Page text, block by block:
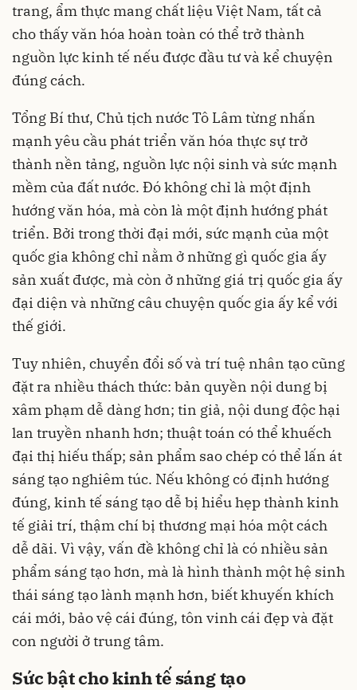
trang, ẩm thực mang chất liệu Việt Nam, tất cả
cho thấy văn hóa hoàn toàn có thể trở thành
nguồn lực kinh tế nếu được đầu tư và kể chuyện
đúng cách.
Tổng Bí thư, Chủ tịch nước Tô Lâm từng nhấn
mạnh yêu cầu phát triển văn hóa thực sự trở
thành nền tảng, nguồn lực nội sinh và sức mạnh
mềm của đất nước. Đó không chỉ là một định
hướng văn hóa, mà còn là một định hướng phát
triển. Bởi trong thời đại mới, sức mạnh của một
quốc gia không chỉ nằm ở những gì quốc gia ấy
sản xuất được, mà còn ở những giá trị quốc gia ấy
đại diện và những câu chuyện quốc gia ấy kể với
thế giới.
Tuy nhiên, chuyển đổi số và trí tuệ nhân tạo cũng
đặt ra nhiều thách thức: bản quyền nội dung bị
xâm phạm dễ dàng hơn; tin giả, nội dung độc hại
lan truyền nhanh hơn; thuật toán có thể khuếch
đại thị hiếu thấp; sản phẩm sao chép có thể lấn át
sáng tạo nghiêm túc. Nếu không có định hướng
đúng, kinh tế sáng tạo dễ bị hiểu hẹp thành kinh
tế giải trí, thậm chí bị thương mại hóa một cách
dễ dãi. Vì vậy, vấn đề không chỉ là có nhiều sản
phẩm sáng tạo hơn, mà là hình thành một hệ sinh
thái sáng tạo lành mạnh hơn, biết khuyến khích
cái mới, bảo vệ cái đúng, tôn vinh cái đẹp và đặt
con người ở trung tâm.
Sức bật cho kinh tế sáng tạo